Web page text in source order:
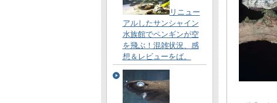
リニュー
アルしたサンシャイン
水族館でペンギンが空
を飛ぶ！混雑状況、感
想＆レビューをば。